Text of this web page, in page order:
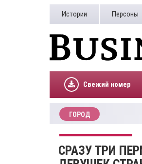
Истории Персоны
Свежий номер
ГОРОД
​СРАЗУ ТРИ